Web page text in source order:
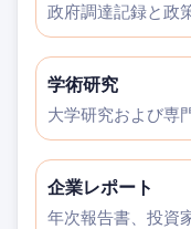
政府調達記録と政
学術研究
大学研究および専
企業レポート
年次報告書、投資